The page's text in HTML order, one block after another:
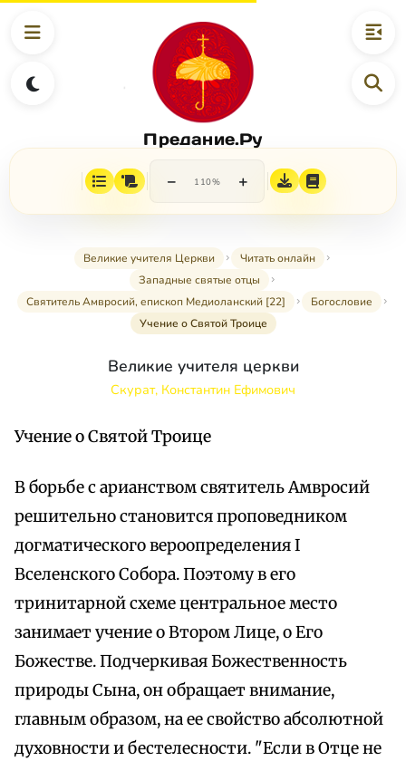
Предание.Ру
− 110% +
Великие учителя Церкви
Читать онлайн
Западные святые отцы
Святитель Амвросий, епископ Медиоланский [22]
Богословие
Учение о Святой Троице
Великие учителя церкви
Скурат, Константин Ефимович
Учение о Святой Троице
В борьбе с арианством святитель Амвросий
решительно становится проповедником
догматического вероопределения I
Вселенского Собора. Поэтому в его
тринитарной схеме центральное место
занимает учение о Втором Лице, о Его
Божестве. Подчеркивая Божественность
природы Сына, он обращает внимание,
главным образом, на ее свойство абсолютной
духовности и бестелесности. "Если в Отце не